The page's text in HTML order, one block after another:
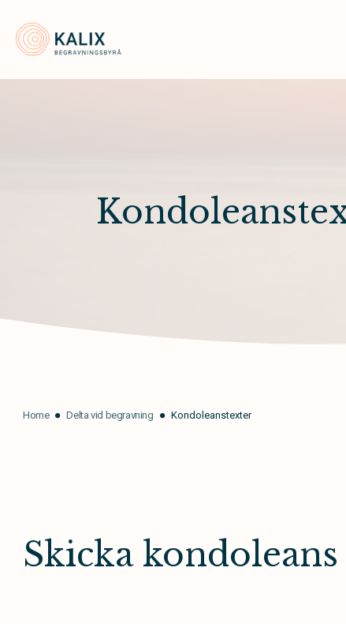
Home Delta vid begravning Kondoleanstexter
Skicka kondoleans